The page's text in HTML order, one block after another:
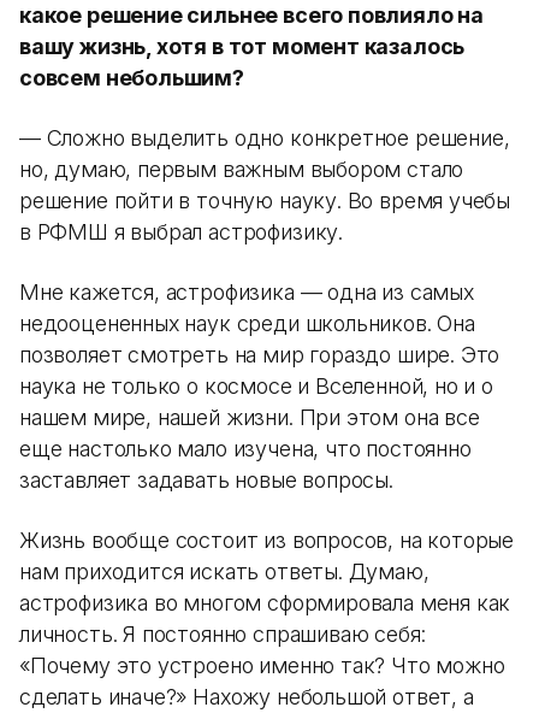
какое решение сильнее всего повлияло на
вашу жизнь, хотя в тот момент казалось
совсем небольшим?
— Сложно выделить одно конкретное решение,
но, думаю, первым важным выбором стало
решение пойти в точную науку. Во время учебы
в РФМШ я выбрал астрофизику.
Мне кажется, астрофизика — одна из самых
недооцененных наук среди школьников. Она
позволяет смотреть на мир гораздо шире. Это
наука не только о космосе и Вселенной, но и о
нашем мире, нашей жизни. При этом она все
еще настолько мало изучена, что постоянно
заставляет задавать новые вопросы.
Жизнь вообще состоит из вопросов, на которые
нам приходится искать ответы. Думаю,
астрофизика во многом сформировала меня как
личность. Я постоянно спрашиваю себя:
«Почему это устроено именно так? Что можно
сделать иначе?» Нахожу небольшой ответ, а